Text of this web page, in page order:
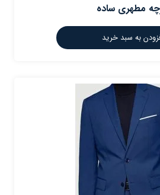
مطهری ساده
به سبد خرید